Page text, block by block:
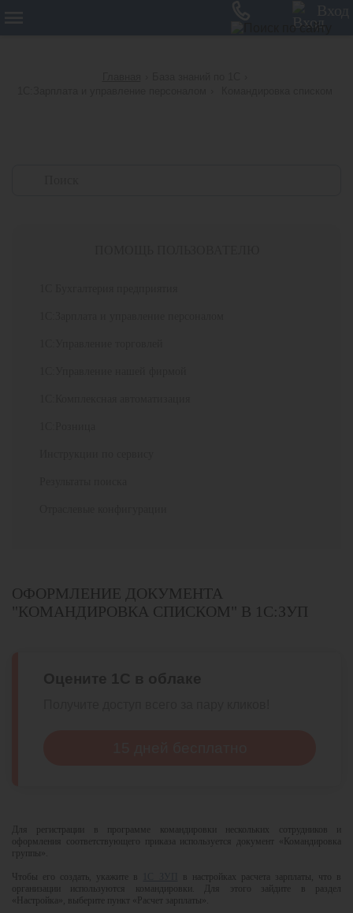
ОФОРМЛЕНИЕ ДОКУМЕНТА
"КОМАНДИРОВКА СПИСКОМ" В 1С:ЗУП
Для регистрации в программе командировки нескольких сотрудников и
оформления соответствующего приказа используется документ «Командировка
группы».
Чтобы его создать, укажите в
в настройках расчета зарплаты, что в
организации используются командировки. Для этого зайдите в раздел
«Настройка», выберите пункт «Расчет зарплаты».